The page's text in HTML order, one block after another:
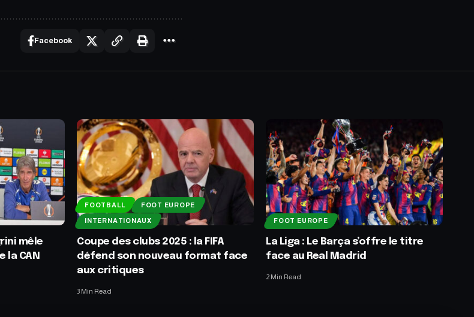
Facebook
mêle
CAN
FOOTBALL FOOT EUROPE
INTERNATIONAUX
Coupe des clubs 2025 : la FIFA
défend son nouveau format face
aux critiques
3 Min Read
FOOT EUROPE
La Liga : Le Barça s’offre le titre
face au Real Madrid
2 Min Read